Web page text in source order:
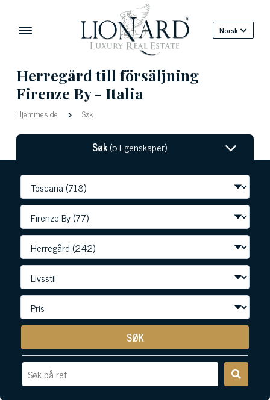
Norsk
Herregård till försäljning
Firenze By - Italia
Hjemmeside Søk
Søk(5 Egenskaper)
SØK